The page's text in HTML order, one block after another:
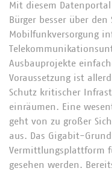
Mit diesem
Bürger besser über
Mobilfunkversorgung
Ausbauprojekte
Voraussetzung ist
Schutz kritischer
einräumen. Eine
geht von zu großer
aus. Das Gigabit-
Vermittlungsplattform
gesehen werden.